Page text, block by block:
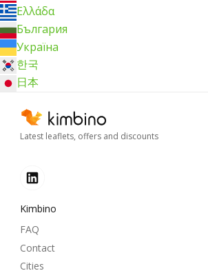
Ελλάδα
България
Україна
한국
日本
Latest leaflets, offers and discounts
Kimbino
FAQ
Contact
Cities